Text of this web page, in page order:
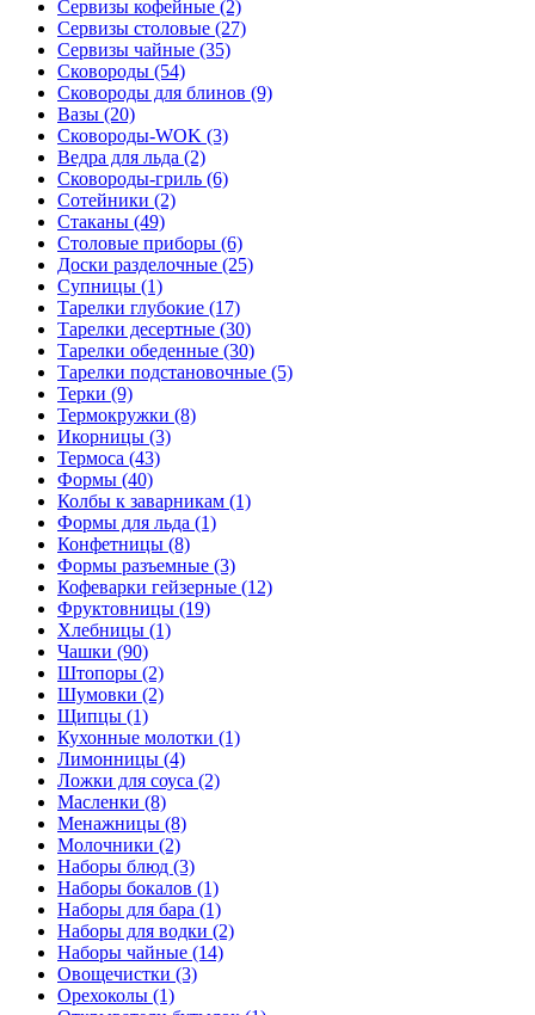
Сервизы кофейные (2)
Сервизы столовые (27)
Сервизы чайные (35)
Сковороды (54)
Сковороды для блинов (9)
Вазы (20)
Сковороды-WOK (3)
Ведра для льда (2)
Сковороды-гриль (6)
Сотейники (2)
Стаканы (49)
Столовые приборы (6)
Доски разделочные (25)
Супницы (1)
Тарелки глубокие (17)
Тарелки десертные (30)
Тарелки обеденные (30)
Тарелки подстановочные (5)
Терки (9)
Термокружки (8)
Икорницы (3)
Термоса (43)
Формы (40)
Колбы к заварникам (1)
Формы для льда (1)
Конфетницы (8)
Формы разъемные (3)
Кофеварки гейзерные (12)
Фруктовницы (19)
Хлебницы (1)
Чашки (90)
Штопоры (2)
Шумовки (2)
Щипцы (1)
Кухонные молотки (1)
Лимонницы (4)
Ложки для соуса (2)
Масленки (8)
Менажницы (8)
Молочники (2)
Наборы блюд (3)
Наборы бокалов (1)
Наборы для бара (1)
Наборы для водки (2)
Наборы чайные (14)
Овощечистки (3)
Орехоколы (1)